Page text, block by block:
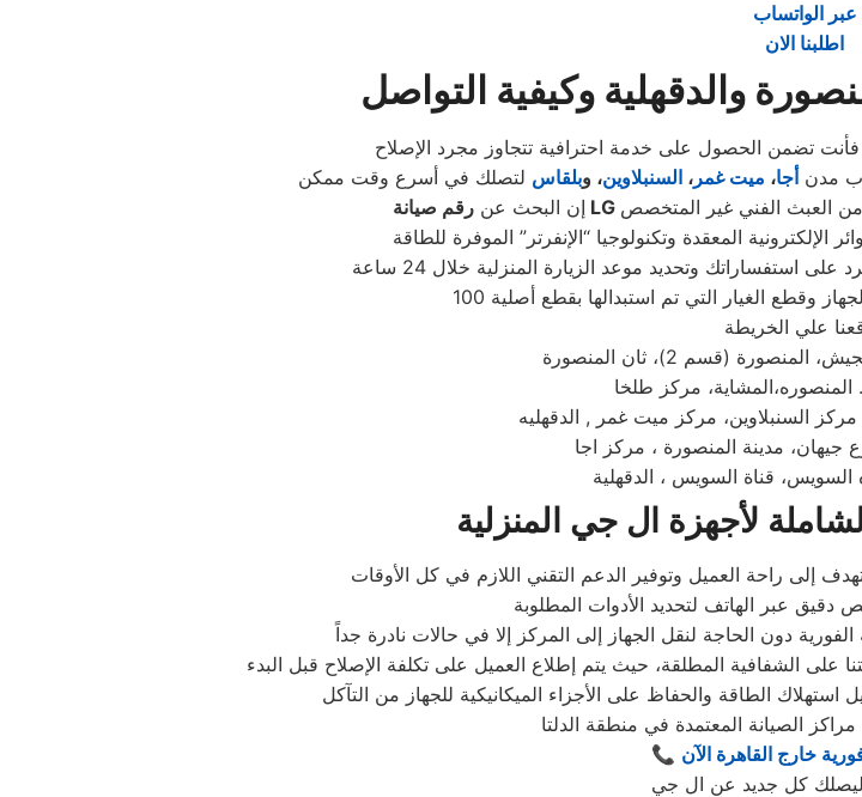
عبر الواتساب
اطلبنا الان
والدقهلية وكيفية التواصل
مدن أجا، ميت غمر،السنبلاوين، وبلقاس
إن البحث عن
استفساراتك وتحديد موعد الزيارة المنزلية خلال 24 ساعة
علي الخريطة
(قسم 2)، ثان المنصورة
المنصوره،المشاية، مركز طلخا
مركز السنبلاوين، مركز ميت غمر , الدقهليه
جيهان، مدينة المنصورة ، مركز اجا
السويس، قناة السويس ، الدقهلية
لأجهزة ال جي المنزلية
الصيانة المعتمدة في منطقة الدلتا
📞 خارج القاهرة الآن
ليصلك كل جديد عن ال جي